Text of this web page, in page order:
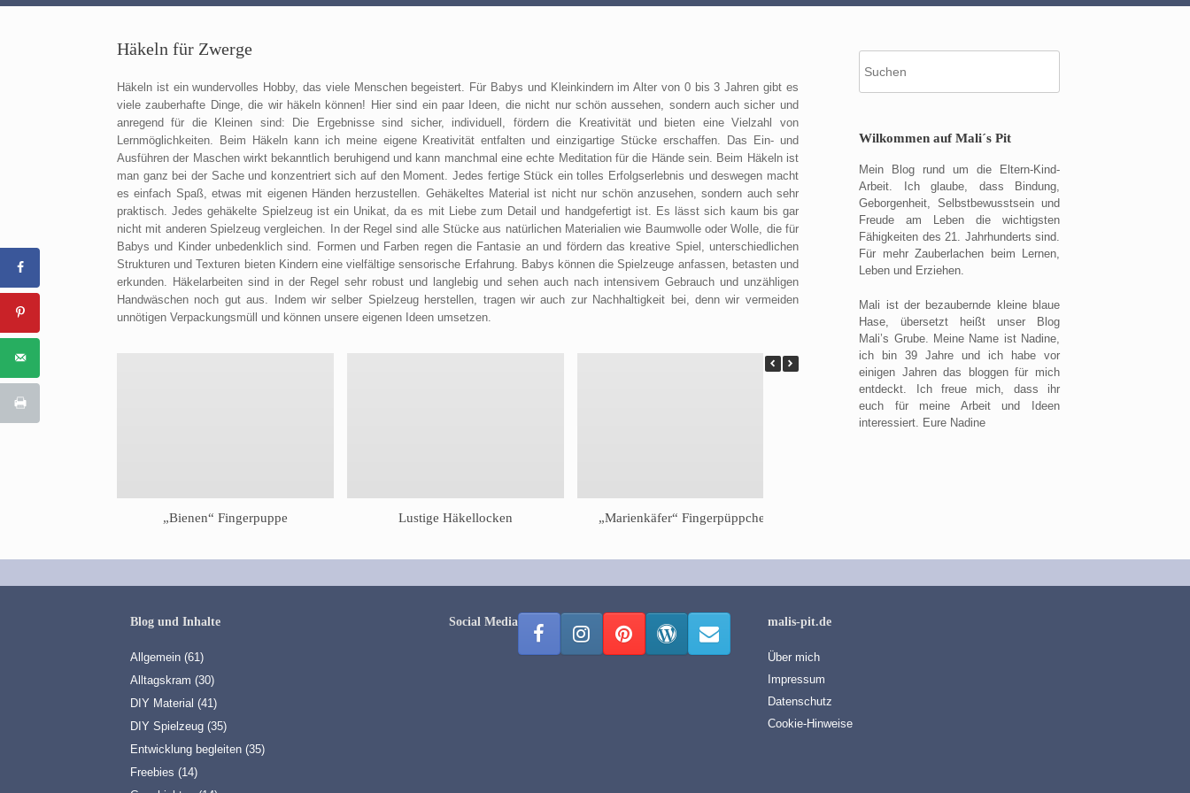
Häkeln für Zwerge
Häkeln ist ein wundervolles Hobby, das viele Menschen begeistert. Für Babys und Kleinkindern im Alter von 0 bis 3 Jahren gibt es
viele zauberhafte Dinge, die wir häkeln können! Hier sind ein paar Ideen, die nicht nur schön aussehen, sondern auch sicher und
anregend für die Kleinen sind: Die Ergebnisse sind sicher, individuell, fördern die Kreativität und bieten eine Vielzahl von
Lernmöglichkeiten. Beim Häkeln kann ich meine eigene Kreativität entfalten und einzigartige Stücke erschaffen. Das Ein- und
Ausführen der Maschen wirkt bekanntlich beruhigend und kann manchmal eine echte Meditation für die Hände sein. Beim Häkeln ist
man ganz bei der Sache und konzentriert sich auf den Moment. Jedes fertige Stück ein tolles Erfolgserlebnis und deswegen macht
es einfach Spaß, etwas mit eigenen Händen herzustellen. Gehäkeltes Material ist nicht nur schön anzusehen, sondern auch sehr
praktisch. Jedes gehäkelte Spielzeug ist ein Unikat, da es mit Liebe zum Detail und handgefertigt ist. Es lässt sich kaum bis gar
nicht mit anderen Spielzeug vergleichen. In der Regel sind alle Stücke aus natürlichen Materialien wie Baumwolle oder Wolle, die für
Babys und Kinder unbedenklich sind. Formen und Farben regen die Fantasie an und fördern das kreative Spiel, unterschiedlichen
Strukturen und Texturen bieten Kindern eine vielfältige sensorische Erfahrung. Babys können die Spielzeuge anfassen, betasten und
erkunden. Häkelarbeiten sind in der Regel sehr robust und langlebig und sehen auch nach intensivem Gebrauch und unzähligen
Handwäschen noch gut aus. Indem wir selber Spielzeug herstellen, tragen wir auch zur Nachhaltigkeit bei, denn wir vermeiden
unnötigen Verpackungsmüll und können unsere eigenen Ideen umsetzen.
„Bienen“ Fingerpuppe Lustige Häkellocken „Marienkäfer“ Fingerpüppchen
nach:
Wilkommen auf Mali´s Pit
Mein Blog rund um die Eltern-Kind-
Arbeit. Ich glaube, dass Bindung,
Geborgenheit, Selbstbewusstsein und
Freude am Leben die wichtigsten
Fähigkeiten des 21. Jahrhunderts sind.
Für mehr Zauberlachen beim Lernen,
Leben und Erziehen.
Mali ist der bezaubernde kleine blaue
Hase, übersetzt heißt unser Blog
Mali’s Grube. Meine Name ist Nadine,
ich bin 39 Jahre und ich habe vor
einigen Jahren das bloggen für mich
entdeckt. Ich freue mich, dass ihr
euch für meine Arbeit und Ideen
interessiert. Eure Nadine
Blog und Inhalte
Allgemein (61)
Alltagskram (30)
DIY Material (41)
DIY Spielzeug (35)
Entwicklung begleiten (35)
Freebies (14)
Social Media malis-pit.de
Über mich
Impressum
Datenschutz
Cookie-Hinweise